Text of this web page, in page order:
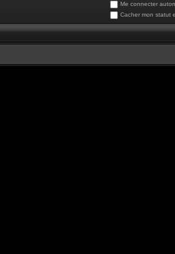
Me connecter
Cacher mon statut